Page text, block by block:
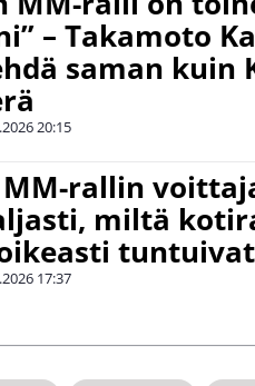
– Takamoto
saman kuin
20:15
MM-rallin
miltä
tuntuivat
17:37